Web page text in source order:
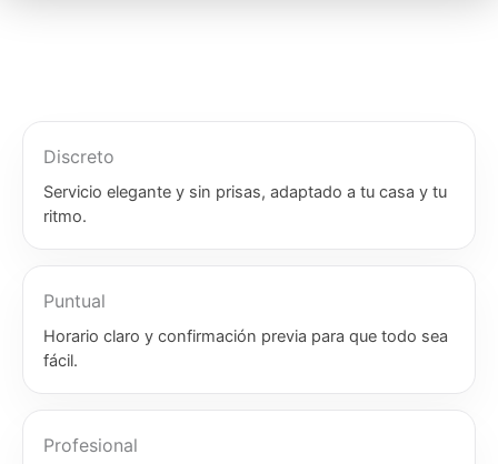
Discreto
Servicio elegante y sin prisas, adaptado a tu casa y tu
ritmo.
Puntual
Horario claro y confirmación previa para que todo sea
fácil.
Profesional